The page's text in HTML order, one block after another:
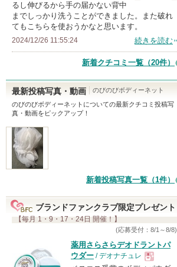
メ
ン
ー
に
お
気
に
さ
て
い
す
るし伸びるから手の届かない背中
までしっかり洗うことができました。また破れ
てもこちらを使おうかなと思います。
2024/12/26 11:55:24 続きを読む
新着クチコミ一覧 （20件）
最新投稿写真・動画
のびのびボディーネット
のびのびボディーネット についての最新クチコミ投稿写
真・動画をピックアップ！
新着投稿写真一覧（1件）
ブランドファンクラブ限定プレゼント
【毎月 1・9・17・24日 開催！】
(応募受付：8/1～8/8)
薬用さらさらデオドラントパ
ウダー / デオナチュレ